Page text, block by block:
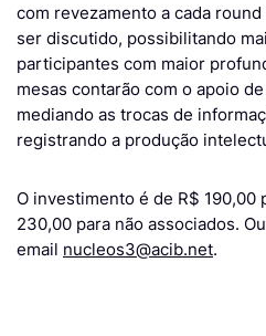
com revezamento a cada
ser discutido, possibilitando
participantes com maior
mesas contarão com o apoio
mediando as trocas de
registrando a produção
O investimento é de R$ 190,00
230,00 para não associados.
email nucleos3@acib.net.